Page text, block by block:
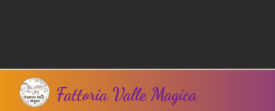
Fattoria Valle Magica